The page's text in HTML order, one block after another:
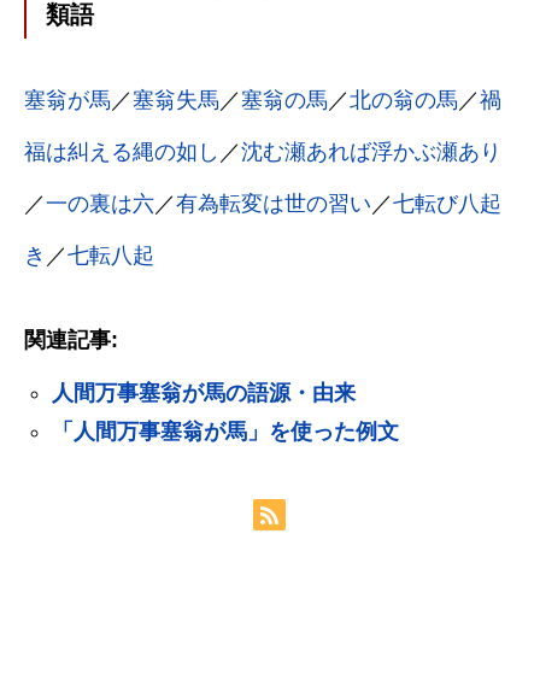
類語
塞翁が馬 ／塞翁失馬 ／塞翁の馬 ／北の翁の馬 ／禍
福は糾える縄の如し ／沈む瀬あれば浮かぶ瀬あり
／一の裏は六／有為転変は世の習い ／七転び八起
き ／七転八起
関連記事:
人間万事塞翁が馬の語源・由来
「人間万事塞翁が馬」を使った例文